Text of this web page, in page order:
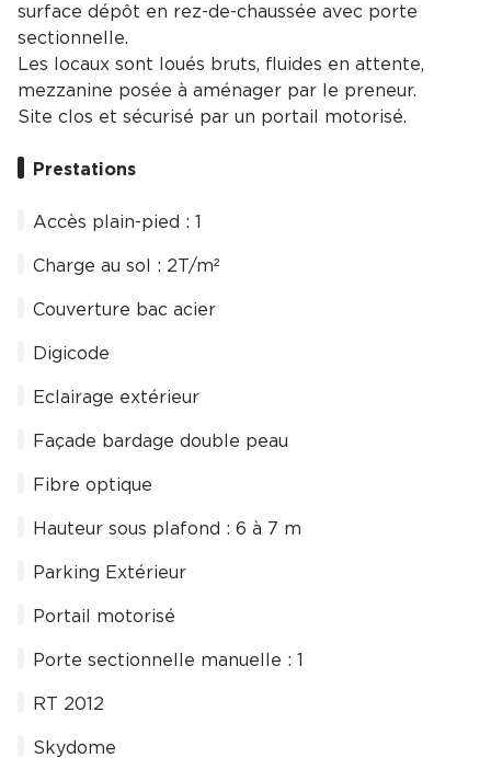
surface dépôt en rez-de-chaussée avec porte
sectionnelle.
Les locaux sont loués bruts, fluides en attente,
mezzanine posée à aménager par le preneur.
Site clos et sécurisé par un portail motorisé.
Prestations
Accès plain-pied : 1
Charge au sol : 2T/m²
Couverture bac acier
Digicode
Eclairage extérieur
Façade bardage double peau
Fibre optique
Hauteur sous plafond : 6 à 7 m
Parking Extérieur
Portail motorisé
Porte sectionnelle manuelle : 1
RT 2012
Skydome